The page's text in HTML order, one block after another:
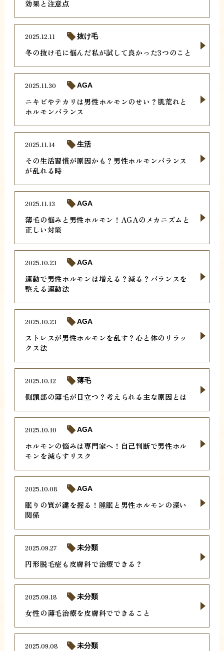
効果と注意点
冬の抜け毛に悩んだ私が試して良かった3つのこと
2025.12.11 抜け毛
ニキビやテカリは男性ホルモンのせい？肌荒れと
ホルモンバランス
2025.11.30 AGA
その生活習慣が原因かも？男性ホルモンバランス
が乱れる時
2025.11.14 生活
薄毛の悩みと男性ホルモン！AGAのメカニズムと
正しい対策
2025.11.13 AGA
運動で男性ホルモンは増える？減る？バランスを
整える運動法
2025.10.23 AGA
ストレスが男性ホルモンを乱す？心と体のリラッ
クス法
2025.10.23 AGA
側頭部の薄毛が目立つ？考えられる主な原因とは
2025.10.12 薄毛
ホルモンの悩みは専門家へ！自己判断で男性ホル
モンを減らすリスク
2025.10.10 AGA
眠りの質が鍵を握る！睡眠と男性ホルモンの深い
関係
2025.10.08 AGA
円形脱毛症も皮膚科で治療できる？
2025.09.27 未分類
女性の薄毛治療を皮膚科でできること
2025.09.18 未分類
2025.09.08 未分類